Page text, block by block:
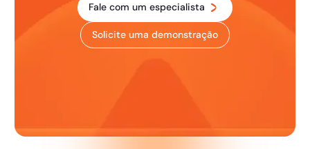
Fale com um especialista
Solicite uma demonstração